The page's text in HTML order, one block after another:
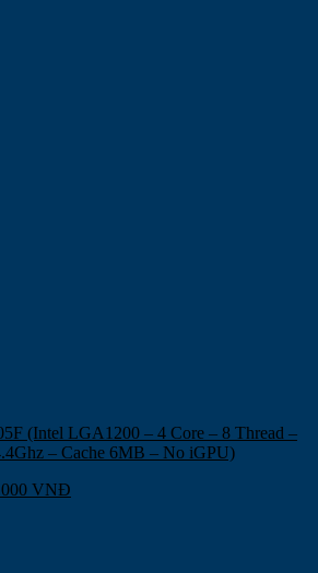
(Intel LGA1200 – 4 Core – 8 Thread –
– Cache 6MB – No iGPU)
VNĐ